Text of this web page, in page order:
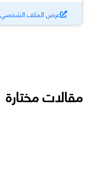
عرض الملف الشخصي
مقالات مختارة